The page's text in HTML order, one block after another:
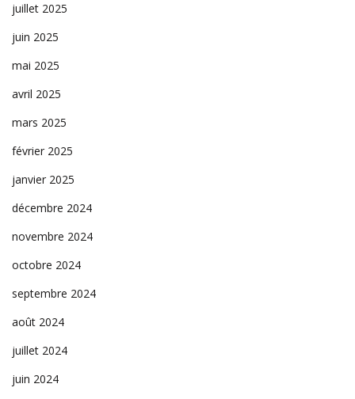
juillet 2025
juin 2025
mai 2025
avril 2025
mars 2025
février 2025
janvier 2025
décembre 2024
novembre 2024
octobre 2024
septembre 2024
août 2024
juillet 2024
juin 2024